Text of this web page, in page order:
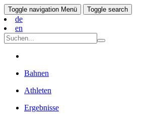
Toggle navigation Menü Toggle search
de
en
Bahnen
Athleten
Ergebnisse